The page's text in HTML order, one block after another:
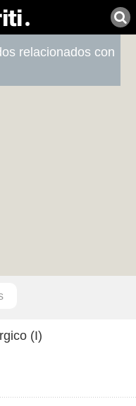
relacionados con
(I)